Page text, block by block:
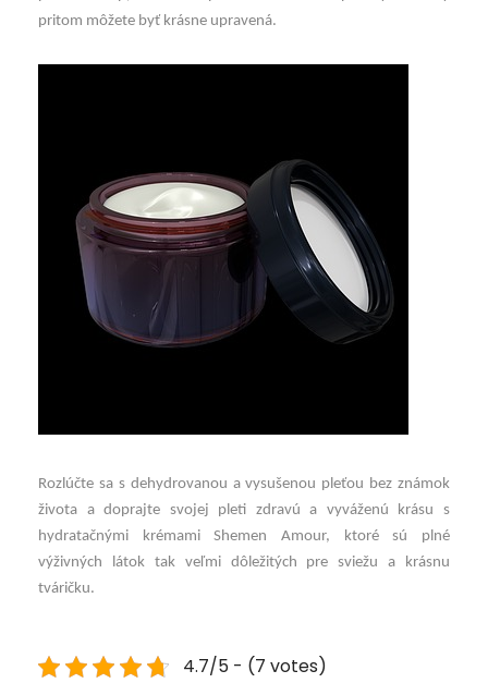
pritom môžete byť krásne upravená.
Rozlúčte sa s dehydrovanou a vysušenou pleťou bez známok
života a doprajte svojej pleti zdravú a vyváženú krásu s
hydratačnými krémami Shemen Amour, ktoré sú plné
výživných látok tak veľmi dôležitých pre sviežu a krásnu
tváričku.
4.7/5 - (7 votes)